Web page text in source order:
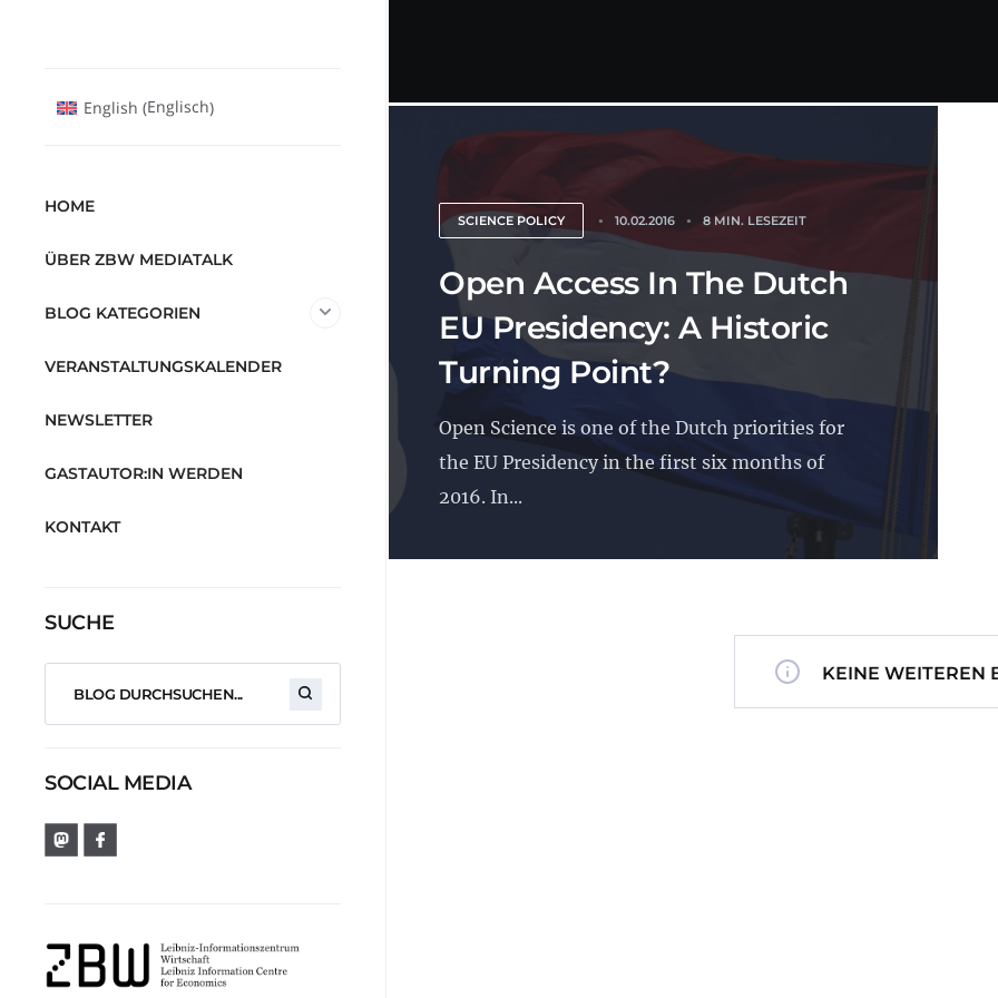
SCIENCE POLICY 10.02.2016 8 MIN. LESEZEIT
Open Access In The Dutch
EU Presidency: A Historic
Turning Point?
Open Science is one of the Dutch priorities for
the EU Presidency in the first six months of
2016. In...
KEINE WEITEREN
English (Englisch)
HOME
ÜBER ZBW MEDIATALK
BLOG KATEGORIEN
VERANSTALTUNGSKALENDER
NEWSLETTER
GASTAUTOR:IN WERDEN
KONTAKT
SUCHE
SOCIAL MEDIA